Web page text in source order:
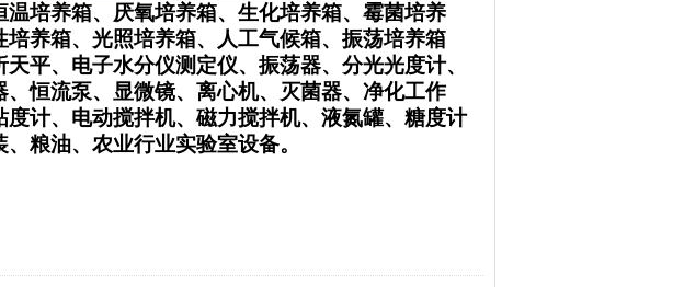
培养箱、厌氧培养箱、生化培养箱、霉菌培养
养箱、光照培养箱、人工气候箱、振荡培养箱
平、电子水分仪测定仪、振荡器、分光光度计、
恒流泵、显微镜、离心机、灭菌器、净化工作
计、电动搅拌机、磁力搅拌机、液氮罐、糖度计
粮油、农业行业实验室设备。